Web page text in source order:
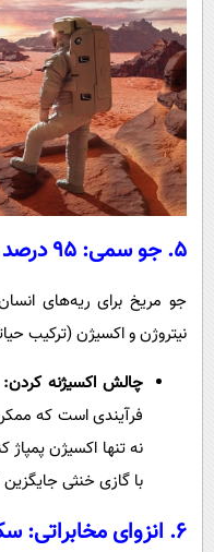
۵. جو سمی: ۹۵ درصد دی‌اکسید کربن
جو مریخ برای ریه‌های
نیتروژن و اکسیژن (ترکیب
چالش اکسیژنه کردن:
فرآیندی است که
نه تنها اکسیژن
با گازی خنثی
۶. انزوای مخابراتی: سکوت ۲۱ دقیقه‌ای